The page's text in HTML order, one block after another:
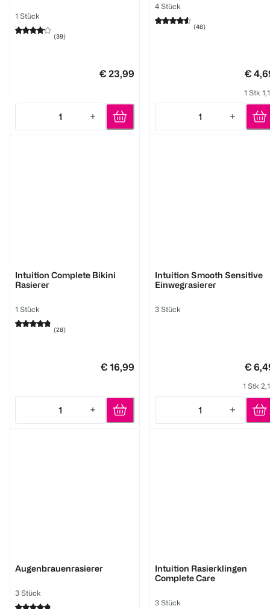
1 Stück
(39)
€ 23,99
1
Quantity: 1
4 Stück
(48)
€
1 Stk
1
Quantity: 1
Intuition Complete Bikini
Rasierer
1 Stück
(28)
€ 16,99
1
Quantity: 1
Intuition Smooth Sensitive
Einwegrasierer
3 Stück
€
1 Stk
1
Quantity: 1
Augenbrauenrasierer
3 Stück
Intuition Rasierklingen
Complete Care
3 Stück